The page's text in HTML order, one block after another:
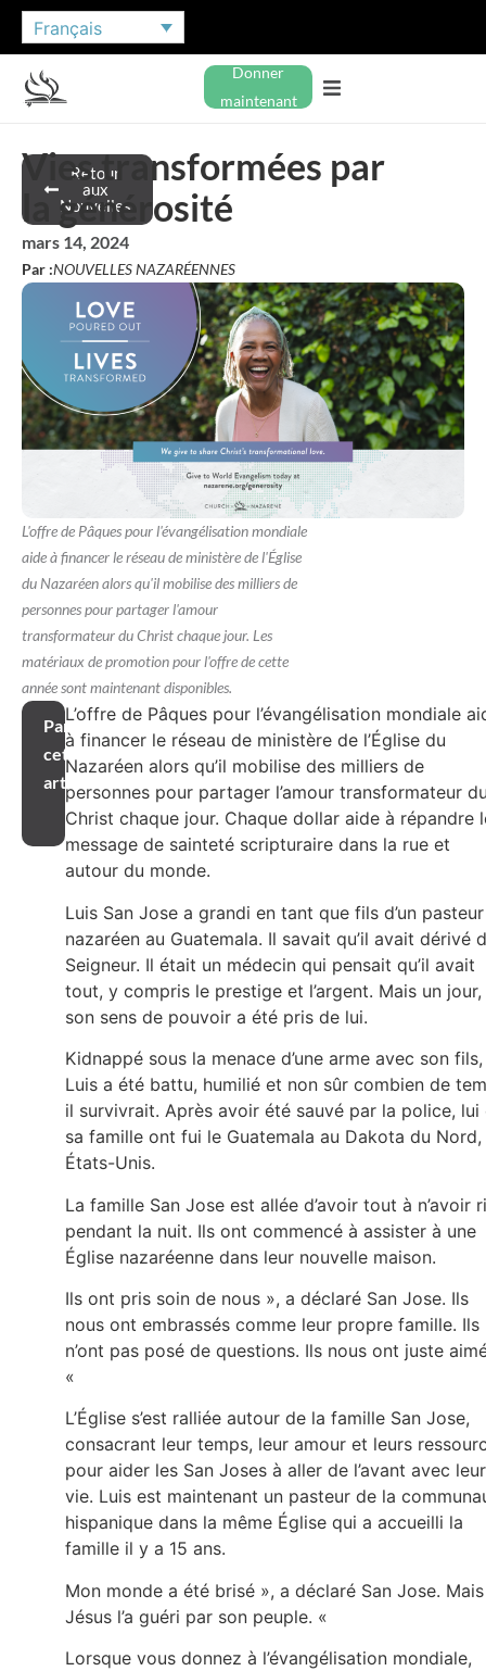
Français
Donner
maintenant
Retour
aux
Nouvelles
Vies transformées par
la générosité
mars 14, 2024
Par :NOUVELLES NAZARÉENNES
L'offre de Pâques pour l'évangélisation mondiale
aide à financer le réseau de ministère de l'Église
du Nazaréen alors qu'il mobilise des milliers de
personnes pour partager l'amour
transformateur du Christ chaque jour. Les
matériaux de promotion pour l'offre de cette
année sont maintenant disponibles.
Partager
cet
article
L’offre de Pâques pour l’évangélisation mondiale
à financer le réseau de ministère de l’Église du
Nazaréen alors qu’il mobilise des milliers de
personnes pour partager l’amour transformateur
Christ chaque jour. Chaque dollar aide à répandre
message de sainteté scripturaire dans la rue et
autour du monde.
Luis San Jose a grandi en tant que fils d’un pasteur
nazaréen au Guatemala. Il savait qu’il avait dérivé
Seigneur. Il était un médecin qui pensait qu’il avait
tout, y compris le prestige et l’argent. Mais un jour,
son sens de pouvoir a été pris de lui.
Kidnappé sous la menace d’une arme avec son fils,
Luis a été battu, humilié et non sûr combien de
il survivrait. Après avoir été sauvé par la police, lui
sa famille ont fui le Guatemala au Dakota du Nord,
États-Unis.
La famille San Jose est allée d’avoir tout à n’avoir
pendant la nuit. Ils ont commencé à assister à une
Église nazaréenne dans leur nouvelle maison.
Ils ont pris soin de nous », a déclaré San Jose. Ils
nous ont embrassés comme leur propre famille. Ils
n’ont pas posé de questions. Ils nous ont juste
«
L’Église s’est ralliée autour de la famille San Jose,
consacrant leur temps, leur amour et leurs
pour aider les San Joses à aller de l’avant avec leur
vie. Luis est maintenant un pasteur de la
hispanique dans la même Église qui a accueilli la
famille il y a 15 ans.
Mon monde a été brisé », a déclaré San Jose. Mais
Jésus l’a guéri par son peuple. «
Lorsque vous donnez à l’évangélisation mondiale,